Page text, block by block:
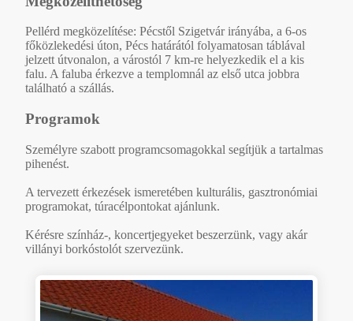
Pellérd megközelítése: Pécstől Szigetvár irányába, a 6-os
főközlekedési úton, Pécs határától folyamatosan táblával
jelzett útvonalon, a várostól 7 km-re helyezkedik el a kis
falu. A faluba érkezve a templomnál az első utca jobbra
található a szállás.
Programok
Személyre szabott programcsomagokkal segítjük a tartalmas
pihenést.
A tervezett érkezések ismeretében kulturális, gasztronómiai
programokat, túracélpontokat ajánlunk.
Kérésre színház-, koncertjegyeket beszerzünk, vagy akár
villányi borkóstolót szervezünk.